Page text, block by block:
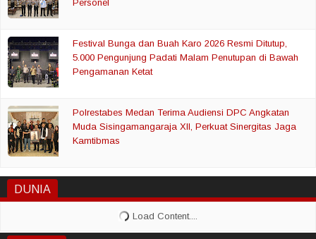
Personel
Festival Bunga dan Buah Karo 2026 Resmi Ditutup,
5.000 Pengunjung Padati Malam Penutupan di Bawah
Pengamanan Ketat
Polrestabes Medan Terima Audiensi DPC Angkatan
Muda Sisingamangaraja XII, Perkuat Sinergitas Jaga
Kamtibmas
DUNIA